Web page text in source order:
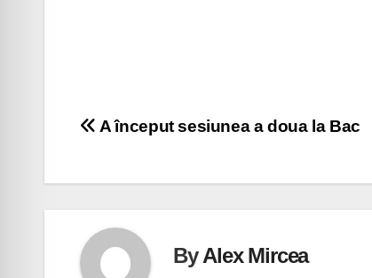
Navigare
A început sesiunea a doua la Bac
ByAlex Mircea